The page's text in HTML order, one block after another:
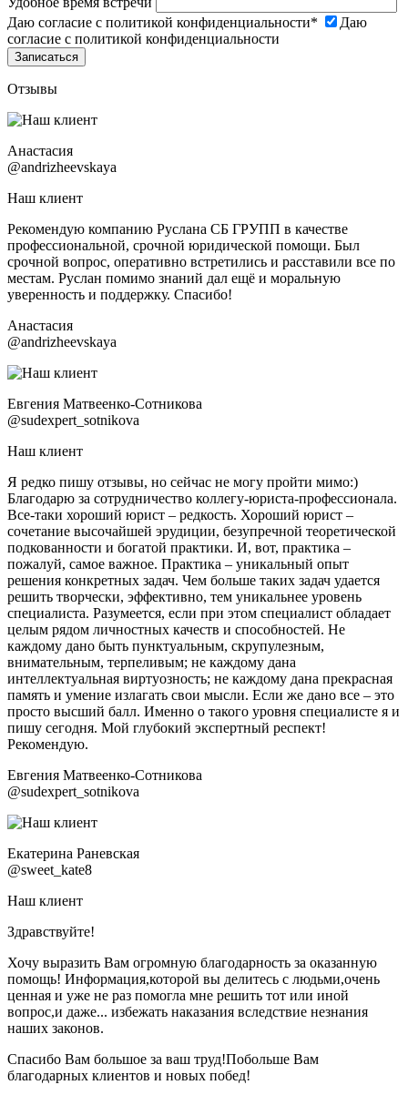
Даю согласие с политикой конфиденциальности*
Даю
согласие с политикой конфиденциальности
Отзывы
Анастасия
@andrizheevskaya
Наш клиент
Рекомендую компанию Руслана СБ ГРУПП в качестве
профессиональной, срочной юридической помощи. Был
срочной вопрос, оперативно встретились и расставили все по
местам. Руслан помимо знаний дал ещё и моральную
уверенность и поддержку. Спасибо!
Анастасия
@andrizheevskaya
Евгения Матвеенко-Сотникова
@sudexpert_sotnikova
Наш клиент
Я редко пишу отзывы, но сейчас не могу пройти мимо:)
Благодарю за сотрудничество коллегу-юриста-профессионала.
Все-таки хороший юрист – редкость. Хороший юрист –
сочетание высочайшей эрудиции, безупречной теоретической
подкованности и богатой практики. И, вот, практика –
пожалуй, самое важное. Практика – уникальный опыт
решения конкретных задач. Чем больше таких задач удается
решить творчески, эффективно, тем уникальнее уровень
специалиста. Разумеется, если при этом специалист обладает
целым рядом личностных качеств и способностей. Не
каждому дано быть пунктуальным, скрупулезным,
внимательным, терпеливым; не каждому дана
интеллектуальная виртуозность; не каждому дана прекрасная
память и умение излагать свои мысли. Если же дано все – это
просто высший балл. Именно о такого уровня специалисте я и
пишу сегодня. Мой глубокий экспертный респект!
Рекомендую.
Евгения Матвеенко-Сотникова
@sudexpert_sotnikova
Екатерина Раневская
@sweet_kate8
Наш клиент
Здравствуйте!
Хочу выразить Вам огромную благодарность за оказанную
помощь! Информация,которой вы делитесь с людьми,очень
ценная и уже не раз помогла мне решить тот или иной
вопрос,и даже... избежать наказания вследствие незнания
наших законов.
Спасибо Вам большое за ваш труд!Побольше Вам
благодарных клиентов и новых побед!